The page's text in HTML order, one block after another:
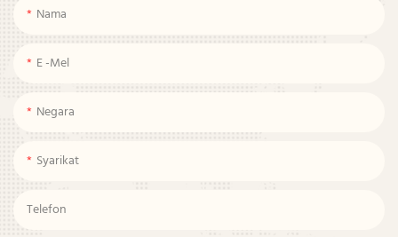
Nama
E -mel
Negara
Syarikat
Telefon